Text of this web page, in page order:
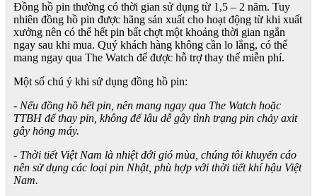
Đồng hồ pin thường có thời gian sử dụng từ 1,5 – 2 năm. Tuy
nhiên đồng hồ pin được hãng sản xuất cho hoạt động từ khi xuất
xưởng nên có thể hết pin bất chợt một khoảng thời gian ngắn
ngay sau khi mua. Quý khách hàng không cần lo lắng, có thể
mang ngay qua The Watch để được hỗ trợ thay thế miễn phí.
Một số chú ý khi sử dụng đồng hồ pin:
- Nếu đồng hồ hết pin, nên mang ngay qua The Watch hoặc
TTBH để thay pin, không để lâu dễ gây tình trạng pin chảy axit
gây hỏng máy.
- Thời tiết Việt Nam là nhiệt đới gió mùa, chúng tôi khuyến cáo
nên sử dụng các loại pin Nhật, phù hợp với thời tiết khí hậu Việt
Nam.